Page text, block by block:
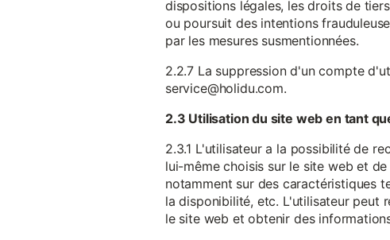
dispositions légales, les droits de
ou poursuit des intentions
par les mesures susmentionnées.
2.2.7 La suppression d'un compte
service@holidu.com.
2.3 Utilisation du site web en tant
2.3.1 L'utilisateur a la possibilité de
lui-même choisis sur le site web et
notamment sur des caractéristiques
la disponibilité, etc. L'utilisateur peut
le site web et obtenir des